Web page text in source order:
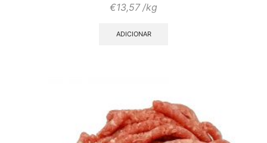
€13,57 /kg
ADICIONAR